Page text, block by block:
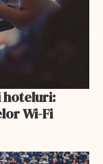
hoteluri:
Wi-Fi